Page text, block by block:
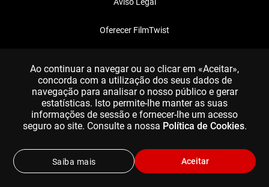
Oferecer FilmTwist
Ao continuar a navegar ou ao clicar em «Aceitar»,
concorda com a utilização dos seus dados de
navegação para analisar o nosso público e gerar
estatísticas. Isto permite-lhe manter as suas
informações de sessão e fornecer-lhe um acesso
seguro ao site. Consulte a nossa Política de Cookies.
Aceitar
Saiba mais